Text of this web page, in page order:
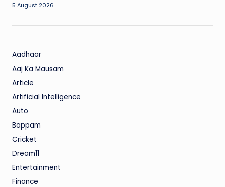
5 August 2026
Aadhaar
Aaj Ka Mausam
Article
Artificial Intelligence
Auto
Bappam
Cricket
Dream11
Entertainment
Finance